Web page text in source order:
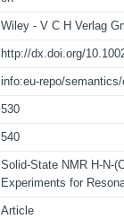
Wiley - V C H Verlag
http://dx.doi.org/
info:eu-repo/
530
540
Solid-State NMR H-N-
Experiments for
Article